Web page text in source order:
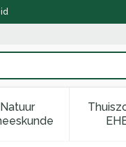
kinderen categorie
Vitaliteit 50+
Natuur
Toon submenu voor